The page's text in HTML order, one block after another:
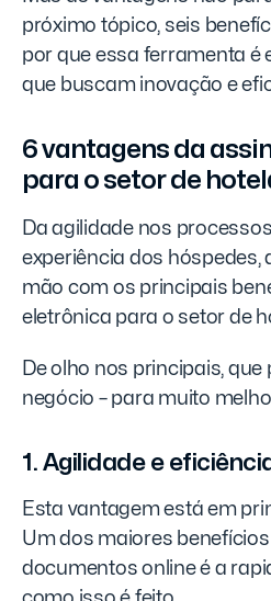
próximo tópico, seis
por que essa ferramenta é
que buscam inovação e
6 vantagens da
para o setor de
Da agilidade nos
experiência dos hóspedes,
mão com os principais
eletrônica para o setor de
De olho nos principais,
negócio – para muito
1. Agilidade e
Esta vantagem está em
Um dos maiores
documentos online é a